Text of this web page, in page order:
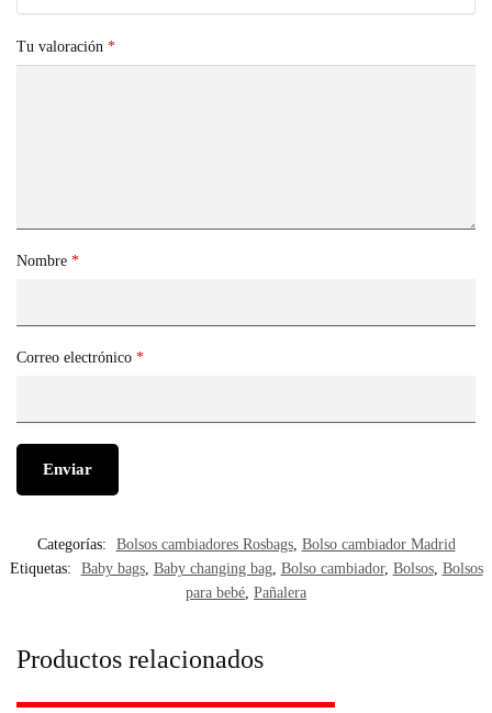
Tu valoración *
Nombre *
Correo electrónico *
Categorías: Bolsos cambiadores Rosbags, Bolso cambiador Madrid
Etiquetas:
Baby bags, Baby changing bag, Bolso cambiador, Bolsos, Bolsos
para bebé, Pañalera
Productos relacionados